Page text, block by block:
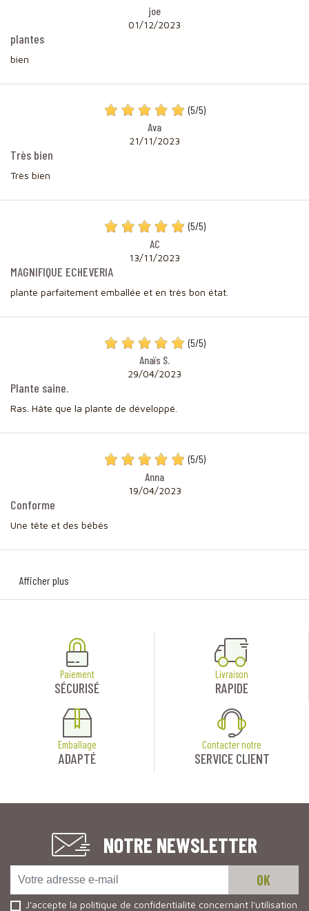
joe
01/12/2023
plantes
bien
(5/5)
Ava
21/11/2023
Très bien
Très bien
(5/5)
AC
13/11/2023
MAGNIFIQUE ECHEVERIA
plante parfaitement emballée et en très bon état.
(5/5)
Anaïs S.
29/04/2023
Plante saine.
Ras. Hâte que la plante de développé.
(5/5)
Anna
19/04/2023
Conforme
Une tête et des bébés
Afficher plus
Paiement
SÉCURISÉ
Livraison
RAPIDE
Emballage
ADAPTÉ
Contacter notre
SERVICE CLIENT
NOTRE NEWSLETTER
J'accepte la politique de confidentialité concernant l'utilisation